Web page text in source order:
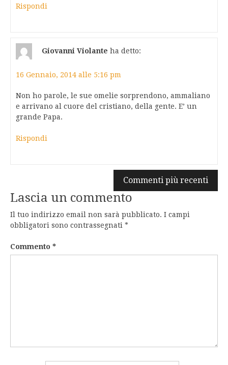
Rispondi
Giovanni Violante ha detto:
16 Gennaio, 2014 alle 5:16 pm
Non ho parole, le sue omelie sorprendono, ammaliano
e arrivano al cuore del cristiano, della gente. E’ un
grande Papa.
Rispondi
commenti
Commenti più recenti
Lascia un commento
Il tuo indirizzo email non sarà pubblicato. I campi
obbligatori sono contrassegnati *
Commento *